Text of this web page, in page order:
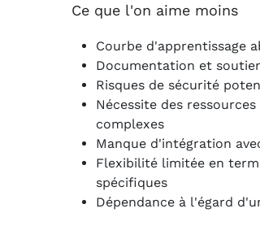
Ce que l'on aime moins
Courbe d'apprentissage
Documentation et
Risques de sécurité
Nécessite des
complexes
Manque d'intégration
Flexibilité limitée en
spécifiques
Dépendance à l'égard